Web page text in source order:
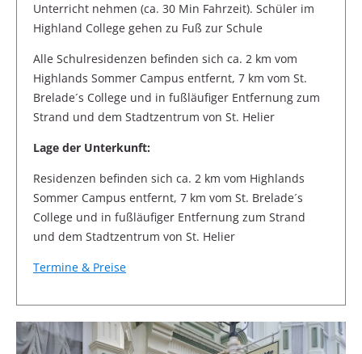
Unterricht nehmen (ca. 30 Min Fahrzeit). Schüler im
Highland College gehen zu Fuß zur Schule
Alle Schulresidenzen befinden sich ca. 2 km vom
Highlands Sommer Campus entfernt, 7 km vom St.
Brelade´s College und in fußläufiger Entfernung zum
Strand und dem Stadtzentrum von St. Helier
Lage der Unterkunft:
Residenzen befinden sich ca. 2 km vom Highlands
Sommer Campus entfernt, 7 km vom St. Brelade´s
College und in fußläufiger Entfernung zum Strand
und dem Stadtzentrum von St. Helier
Termine & Preise